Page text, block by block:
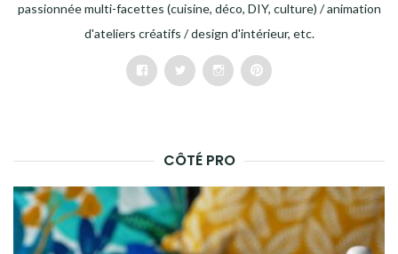
passionnée multi-facettes (cuisine, déco, DIY, culture) / animation
d'ateliers créatifs / design d'intérieur, etc.
FacebookTwitterInstagramPinterest
CÔTÉ PRO